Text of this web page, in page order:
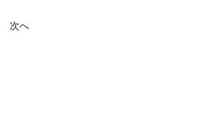
次へ